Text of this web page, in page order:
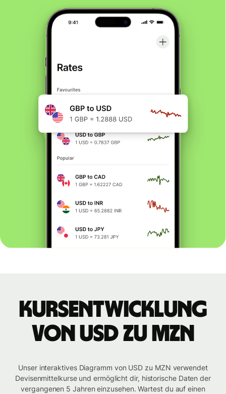
Kursentwicklung
von USD zu MZN
Unser interaktives Diagramm von USD zu MZN verwendet
Devisenmittelkurse und ermöglicht dir, historische Daten der
vergangenen 5 Jahren einzusehen. Wartest du auf einen